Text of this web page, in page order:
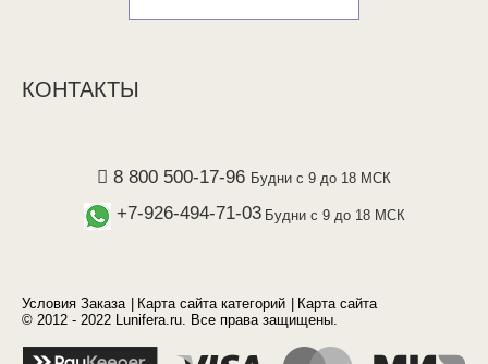
КОНТАКТЫ
8 800 500-17-96 Будни с 9 до 18 МСК
+7-926-494-71-03 Будни с 9 до 18 МСК
Условия Заказа Карта сайта категорий
Карта сайта
© 2012 - 2022 Lunifera.ru. Все права защищены.